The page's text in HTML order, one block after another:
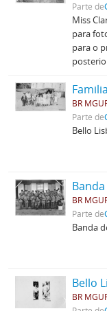
Parte de
Miss
para
para o
BR
Parte de
Bello
BR
Parte de
Banda
Bello
BR